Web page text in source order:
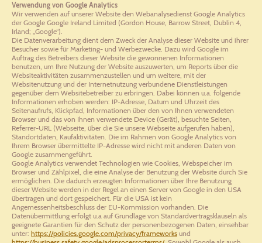
Verwendung von Google Analytics
Wir verwenden auf unserer Website den Webanalysedienst Google Analytics
der Google Google Ireland Limited (Gordon House, Barrow Street, Dublin 4,
Irland; „Google“).
Die Datenverarbeitung dient dem Zweck der Analyse dieser Website und ihrer
Besucher sowie für Marketing- und Werbezwecke. Dazu wird Google im
Auftrag des Betreibers dieser Website die gewonnenen Informationen
benutzen, um Ihre Nutzung der Website auszuwerten, um Reports über die
Websiteaktivitäten zusammenzustellen und um weitere, mit der
Websitenutzung und der Internetnutzung verbundene Dienstleistungen
gegenüber dem Websitebetreiber zu erbringen. Dabei können u.a. folgende
Informationen erhoben werden: IP-Adresse, Datum und Uhrzeit des
Seitenaufrufs, Klickpfad, Informationen über den von Ihnen verwendeten
Browser und das von Ihnen verwendete Device (Gerät), besuchte Seiten,
Referrer-URL (Webseite, über die Sie unsere Webseite aufgerufen haben),
Standortdaten, Kaufaktivitäten. Die im Rahmen von Google Analytics von
Ihrem Browser übermittelte IP-Adresse wird nicht mit anderen Daten von
Google zusammengeführt.
Google Analytics verwendet Technologien wie Cookies, Webspeicher im
Browser und Zählpixel, die eine Analyse der Benutzung der Website durch Sie
ermöglichen. Die dadurch erzeugten Informationen über Ihre Benutzung
dieser Website werden in der Regel an einen Server von Google in den USA
übertragen und dort gespeichert. Für die USA ist kein
Angemessenheitsbeschluss der EU-Kommission vorhanden. Die
Datenübermittlung erfolgt u.a auf Grundlage von Standardvertragsklauseln als
geeignete Garantien für den Schutz der personenbezogenen Daten, einsehbar
unter: https://policies.google.com/privacy/frameworks und